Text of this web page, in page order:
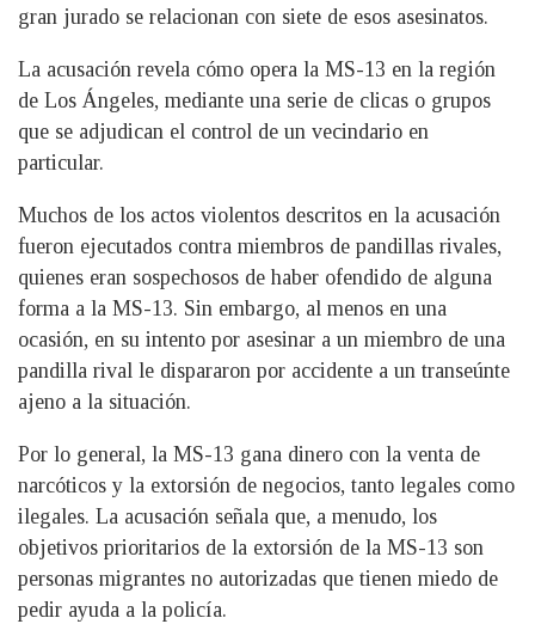
gran jurado se relacionan con siete de esos asesinatos.
La acusación revela cómo opera la MS-13 en la región
de Los Ángeles, mediante una serie de clicas o grupos
que se adjudican el control de un vecindario en
particular.
Muchos de los actos violentos descritos en la acusación
fueron ejecutados contra miembros de pandillas rivales,
quienes eran sospechosos de haber ofendido de alguna
forma a la MS-13. Sin embargo, al menos en una
ocasión, en su intento por asesinar a un miembro de una
pandilla rival le dispararon por accidente a un transeúnte
ajeno a la situación.
Por lo general, la MS-13 gana dinero con la venta de
narcóticos y la extorsión de negocios, tanto legales como
ilegales. La acusación señala que, a menudo, los
objetivos prioritarios de la extorsión de la MS-13 son
personas migrantes no autorizadas que tienen miedo de
pedir ayuda a la policía.